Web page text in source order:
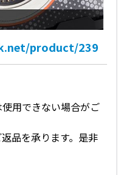
product/239
用できない場合がご
品を承ります。是非